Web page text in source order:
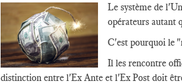
Le système de
opérateurs autant
C'est pourquoi le
Il les rencontre
distinction entre l'Ex Ante et l'Ex Post doit